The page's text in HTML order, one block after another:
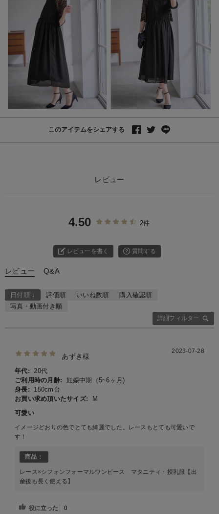
このアイテムをシェアする
レビュー
4.50 2件
レビューを書く 質問する
レビュー Q&A
詳細フィルター
日付順 ↓ 評価順 いいね数順
購入確認順
写真・動画付き順
あずき様
2023-07-28
年代:
20代
ご利用時の月齢:
妊娠中期（5~6ヶ月)
身長:
150cm台
お買い求め頂いたサイズ:
M
可愛い
イメージどおりの色でとても綺麗でした。レースもとても可愛いで
す！
商品：
レース×シフォンフォーマルワンピース マタニティ・授乳服【出
産後も長く使える】
役に立った 0